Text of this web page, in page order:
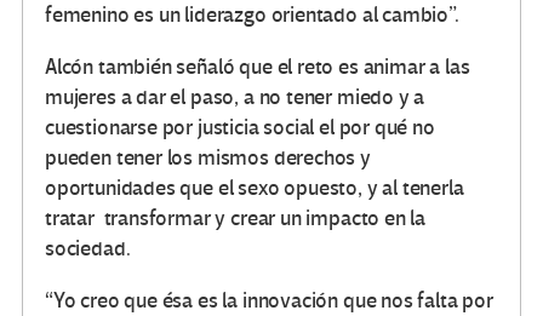
femenino es un liderazgo orientado al cambio”.
Alcón también señaló que el reto es animar a las
mujeres a dar el paso, a no tener miedo y a
cuestionarse por justicia social el por qué no
pueden tener los mismos derechos y
oportunidades que el sexo opuesto, y al tenerla
tratar transformar y crear un impacto en la
sociedad.
“Yo creo que ésa es la innovación que nos falta por